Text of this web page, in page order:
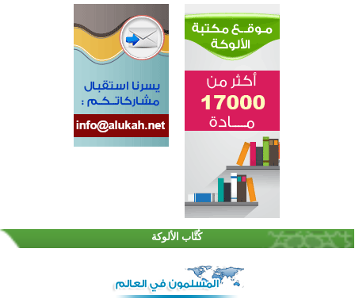
كُتَّاب الألوكة
اختتام الدورة التاسعة لمسابقة حفظ وتلاوة القرآن الكريم في أزناكاييف
تيسليتش تختتم برنامجا تعليميا لتعزيز القيم وبناء الشخصية للشباب المسلمين
اختتام منافسات قرآنية متميزة في بنغلاديش بمشاركة 3000 متسابق